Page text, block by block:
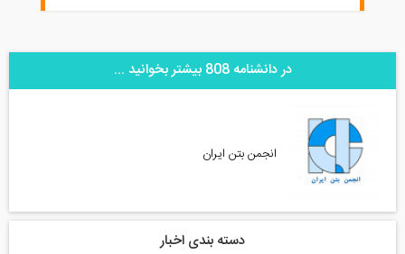
در دانشنامه 808 بیشتر بخوانید ...
انجمن بتن ایران
دسته بندی اخبار